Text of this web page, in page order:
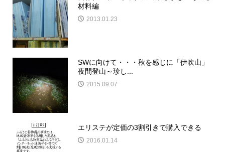
材料編
2013.01.23
SWに向けて・・・秋を感じに「伊吹山」
夜間登山～珍し...
2015.09.07
エリステが定価の3割引きで購入できる
2016.01.14